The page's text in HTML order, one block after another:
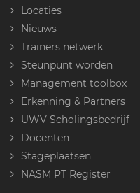
Locaties
Nieuws
Trainers netwerk
Steunpunt worden
Management toolbox
Erkenning & Partners
UWV Scholingsbedrijf
Docenten
Stageplaatsen
NASM PT Register